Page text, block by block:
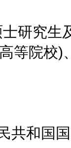
究生
等院校)
和国